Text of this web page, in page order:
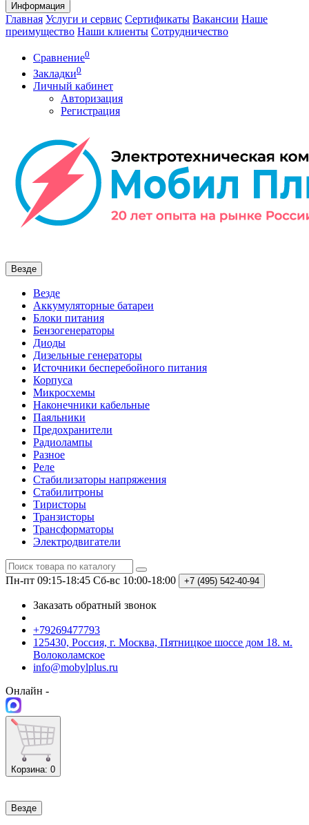
Информация
Главная Услуги и сервис Сертификаты Вакансии Наше
преимущество Наши клиенты Сотрудничество
Сравнение0
Закладки0
Личный кабинет
Авторизация
Регистрация
Везде
Везде
Аккумуляторные батареи
Блоки питания
Бензогенераторы
Диоды
Дизельные генераторы
Источники бесперебойного питания
Корпуса
Микросхемы
Наконечники кабельные
Паяльники
Предохранители
Радиолампы
Разное
Реле
Стабилизаторы напряжения
Стабилитроны
Тиристоры
Транзисторы
Трансформаторы
Электродвигатели
Пн-пт 09:15-18:45 Сб-вс 10:00-18:00 +7 (495) 542-40-94
Заказать обратный звонок
+79269477793
125430, Россия, г. Москва, Пятницкое шоссе дом 18. м.
Волоколамское
info@mobylplus.ru
Онлайн -
Корзина: 0
Везде